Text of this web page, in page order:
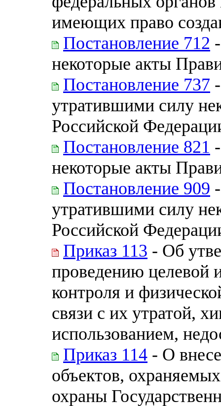
имеющих право
Постановление 712
некоторые акты
Постановление 737
утратившими силу
Российской
Постановление 821
некоторые акты
Постановление 909
утратившими силу
Российской
Приказ 113 - Об
проведению целевой
контроля и
связи с их утратой,
использованием,
Приказ 114 - О
объектов,
охраны